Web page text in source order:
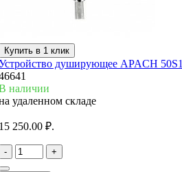
Купить в 1 клик
душирующее APACH 50S1
наличии
удаленном складе
250.00 ₽.
- +